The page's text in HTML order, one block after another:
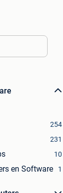
254
231
10
en Software 1